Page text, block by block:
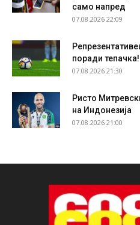
само напред
07.08.2026 22:09
поради тепачка!
07.08.2026 21:30
Ристо
на Индонезија
07.08.2026 21:00